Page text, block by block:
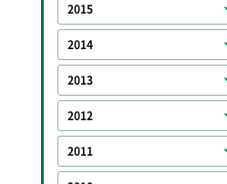
2015
2014
2013
2012
2011